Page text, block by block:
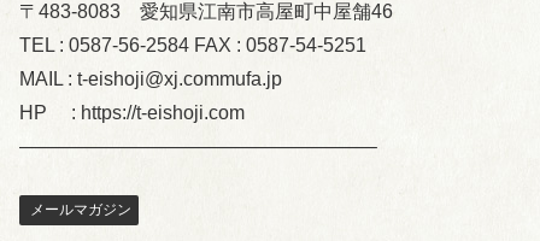
〒483-8083 愛知県江南市高屋町中屋舗46
TEL : 0587-56-2584 FAX : 0587-54-5251
MAIL : t-eishoji@xj.commufa.jp
HP : https://t-eishoji.com
——————————————————–
メールマガジン